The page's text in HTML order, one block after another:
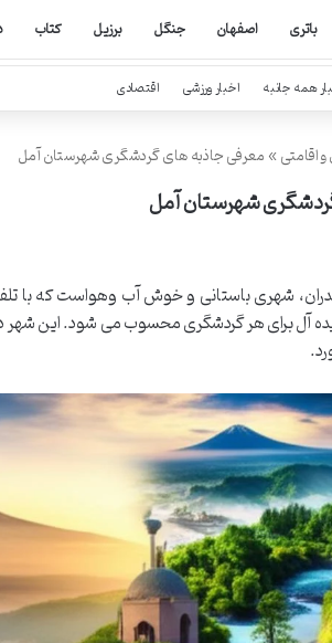
باتری اصفهان جنگل برزیل کتاب
همه جانبه اخبار ورزشی اقتصادی
اقامتی»معرفی جاذبه های گردشگری شهرستان آمل
شهرستان آمل
شهری باستانی و خوش آب وهواست که با
آل برای هر گردشگری محسوب می شود. این شهر در